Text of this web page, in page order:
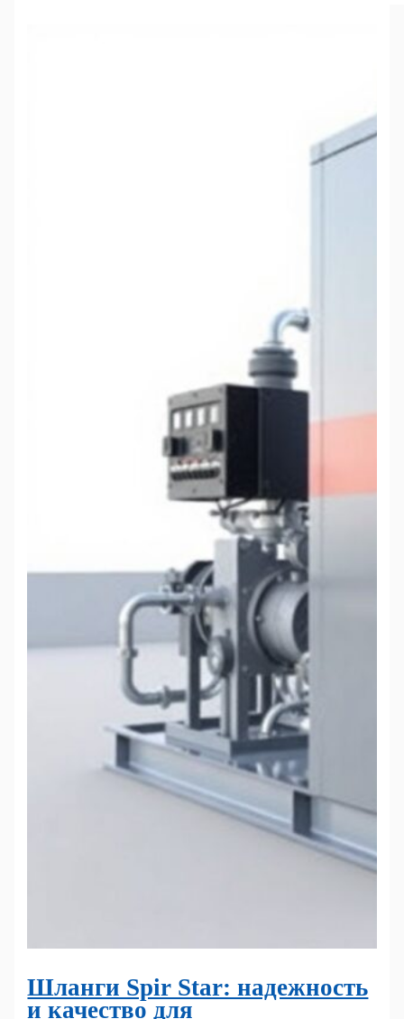
Шланги Spir Star: надежность
и качество для